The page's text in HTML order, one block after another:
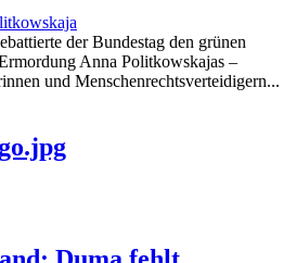
der Bundestag den grünen
Anna Politkowskajas –
und Menschenrechtsverteidigern...